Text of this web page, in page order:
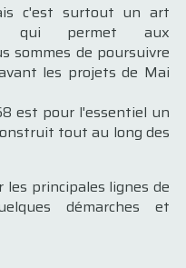
c'est surtout un art
qui permet aux
sommes de poursuivre
les projets de Mai
est pour l'essentiel un
tout au long des
les principales lignes de
démarches et